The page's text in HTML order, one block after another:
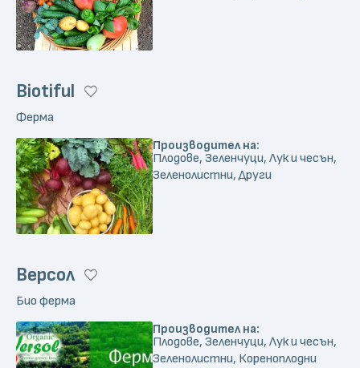
Biotiful
Ферма
Производител на:
Плодове, Зеленчуци, Лук и чесън,
Зеленолистни, Други
Версол
Био ферма
Производител на:
Плодове, Зеленчуци, Лук и чесън,
Зеленолистни, Кореноплодни